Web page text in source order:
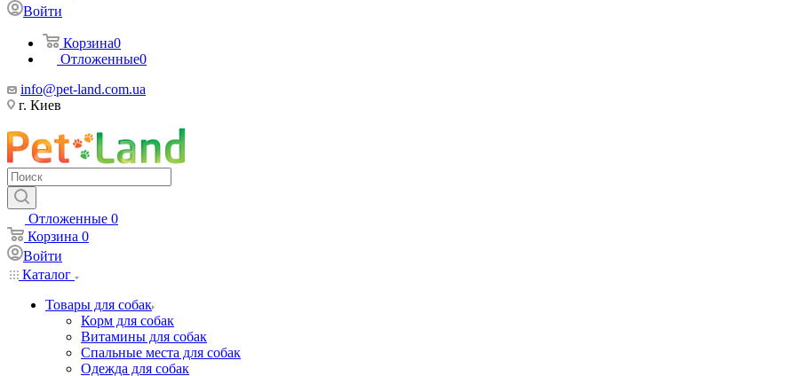
Войти
Корзина0
Отложенные0
info@pet-land.com.ua
г. Киев
Отложенные 0
Корзина 0
Войти
Каталог
Товары для собак
Корм для собак
Витамины для собак
Спальные места для собак
Одежда для собак